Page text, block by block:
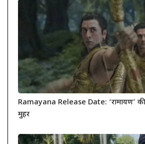
Ramayana Release Date: ‘रामायण’
मुहर